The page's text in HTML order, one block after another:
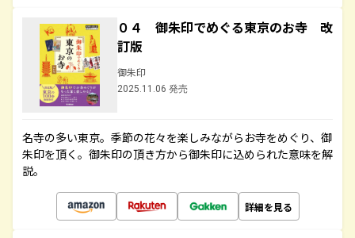
０４ 御朱印でめぐる東京のお寺 改
訂版
御朱印
2025.11.06 発売
名寺の多い東京。季節の花々を楽しみながらお寺をめぐり、御
朱印を頂く。御朱印の頂き方から御朱印に込められた意味を解
説。
詳細を見る